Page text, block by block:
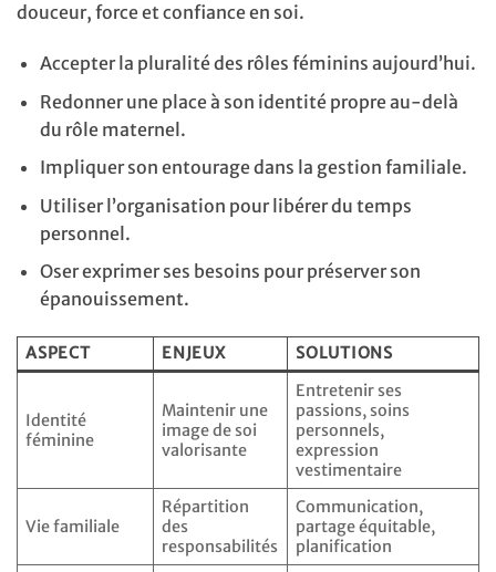
douceur, force et confiance en soi.
Accepter la pluralité des rôles féminins aujourd’hui.
Redonner une place à son identité propre au-delà
du rôle maternel.
Impliquer son entourage dans la gestion familiale.
Utiliser l’organisation pour libérer du temps
personnel.
Oser exprimer ses besoins pour préserver son
épanouissement.
ASPECT ENJEUX SOLUTIONS
Identité
féminine
Maintenir une
image de soi
valorisante
Entretenir ses
passions, soins
personnels,
expression
vestimentaire
Vie familiale
Répartition
des
responsabilités
Communication,
partage équitable,
planification